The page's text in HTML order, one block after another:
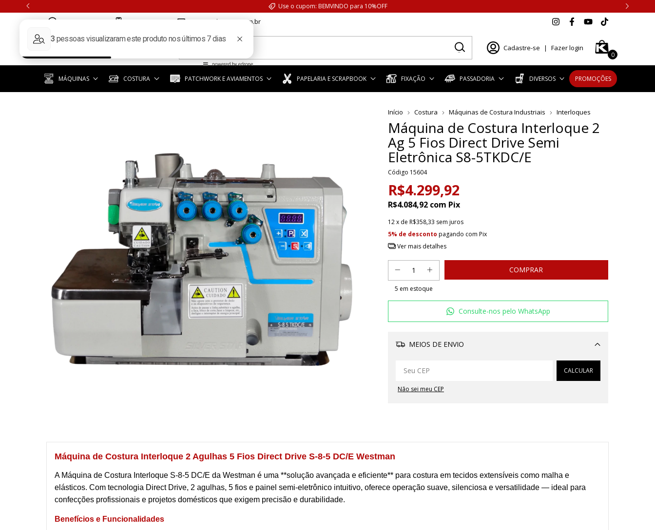
Use o cupom: BEMVINDO para 10%OFF
contato@kanstar.com.br
Cadastre-se | Fazer login
0
MÁQUINAS COSTURA PATCHWORK E AVIAMENTOS PAPELARIA E SCRAPBOOK FIXAÇÃO PASSADORIA DIVERSOS PROMOÇÕES
Início Costura Máquinas de Costura Industriais Interloques
Máquina de Costura Interloque 2
Ag 5 Fios Direct Drive Semi
Eletrônica S8-5TKDC/E
Código 15604
R$4.299,92
R$4.084,92 com Pix
12x de R$358,33 sem juros
5% de desconto pagando com Pix
Ver mais detalhes
5 em estoque
Consulte-nos pelo WhatsApp
MEIOS DE ENVIO
Alterar CEP
CALCULAR
Não sei meu CEP
Máquina de Costura Interloque 2 Agulhas 5 Fios Direct Drive S-8-5 DC/E Westman
A Máquina de Costura Interloque S-8-5 DC/E da Westman é uma **solução avançada e eficiente** para costura em tecidos extensíveis como malha e
elásticos. Com tecnologia Direct Drive, 2 agulhas, 5 fios e painel semi-eletrônico intuitivo, oferece operação suave, silenciosa e versatilidade — ideal para
confecções profissionais e projetos domésticos que exigem precisão e durabilidade.
Benefícios e Funcionalidades